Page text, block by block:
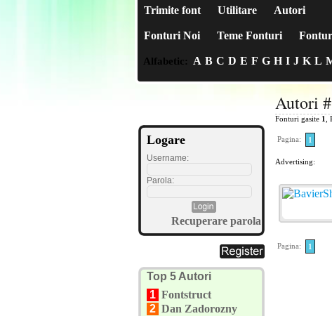
Trimite font Utilitare Autori
Fonturi Noi Teme Fonturi
Alfabetic: A B C D E F G H I J K L
Logare
Username:
Parola:
Recuperare parola
Top 5 Autori
1 Fontstruct
2 Dan Zadorozny
Autori
Fonturi gasite 1
Pagina: 1
Advertising:
Pagina: 1